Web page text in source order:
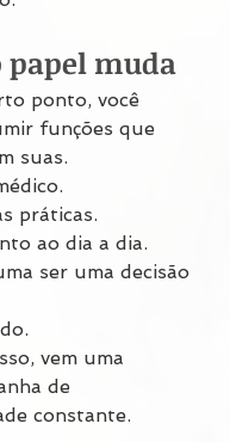
papel muda
ponto, você
funções que
suas.
práticas.
ao dia a dia.
ser uma decisão
vem uma
de
constante.